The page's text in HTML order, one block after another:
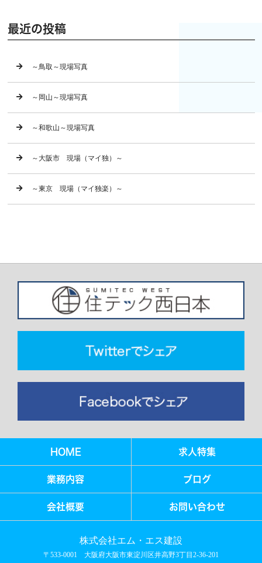
最近の投稿
～鳥取～現場写真
～岡山～現場写真
～和歌山～現場写真
～大阪市 現場（マイ独）～
～東京 現場（マイ独楽）～
HOME 求人特集
業務内容 ブログ
会社概要 お問い合わせ
株式会社エム・エス建設
〒533-0001 大阪府大阪市東淀川区井高野3丁目2-36-201